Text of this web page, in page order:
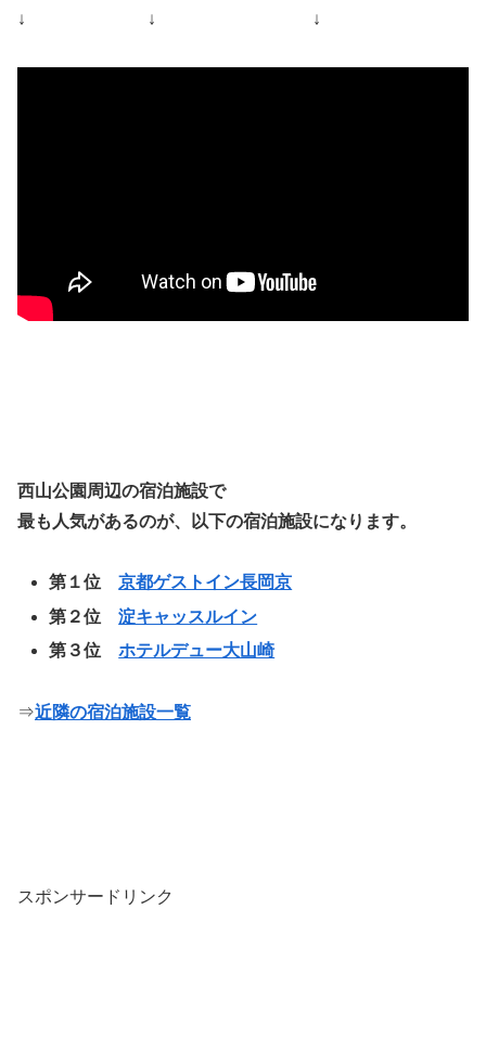
↓ ↓ ↓
西山公園周辺の宿泊施設で
最も人気があるのが、以下の宿泊施設になります。
第１位京都ゲストイン長岡京
第２位淀キャッスルイン
第３位ホテルデュー大山崎
⇒近隣の宿泊施設一覧
スポンサードリンク